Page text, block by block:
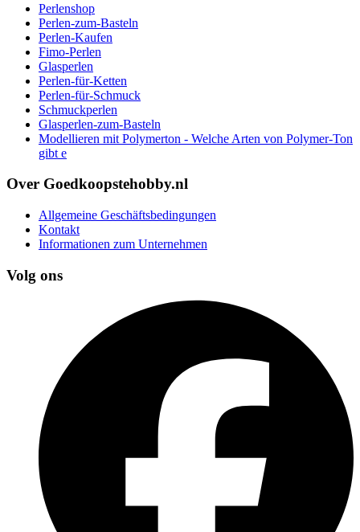
Perlenshop
Perlen-zum-Basteln
Perlen-Kaufen
Fimo-Perlen
Glasperlen
Perlen-für-Ketten
Perlen-für-Schmuck
Schmuckperlen
Glasperlen-zum-Basteln
Modellieren mit Polymerton - Welche Arten von Polymer-Ton
gibt e
Over Goedkoopstehobby.nl
Allgemeine Geschäftsbedingungen
Kontakt
Informationen zum Unternehmen
Volg ons